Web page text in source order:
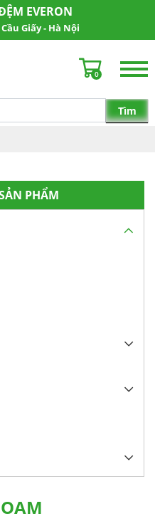
EVERON
Giấy - Hà Nội
0
PHẨM